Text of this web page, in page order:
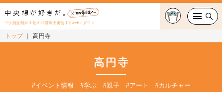
中央線沿線のお出かけ情報を発信するwebマガジン
スイーツ・テイクアウト
トップ 高円寺
高円寺
#イベント情報 #学ぶ #親子 #アート
#カルチャー